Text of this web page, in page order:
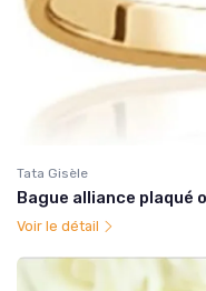
Tata Gisèle
Bague alliance plaqué
Voir le détail